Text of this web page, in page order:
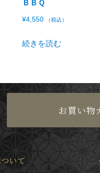
ＢＢＱ
¥4,550 （税込）
続きを読む
お買い物
いて